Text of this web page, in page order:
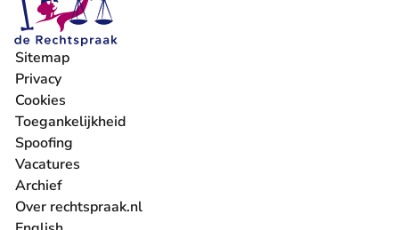
Sitemap
Privacy
Cookies
Toegankelijkheid
Spoofing
Vacatures
- U verlaat Rechtspraak.nl
Archief
Over rechtspraak.nl